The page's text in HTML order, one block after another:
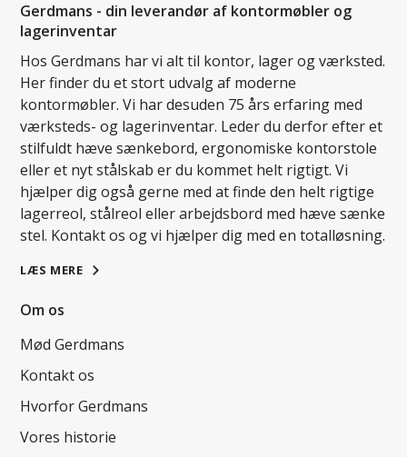
Gerdmans - din leverandør af kontormøbler og
lagerinventar
Hos Gerdmans har vi alt til kontor, lager og værksted.
Her finder du et stort udvalg af moderne
kontormøbler. Vi har desuden 75 års erfaring med
værksteds- og lagerinventar. Leder du derfor efter et
stilfuldt hæve sænkebord, ergonomiske kontorstole
eller et nyt stålskab er du kommet helt rigtigt. Vi
hjælper dig også gerne med at finde den helt rigtige
lagerreol, stålreol eller arbejdsbord med hæve sænke
stel. Kontakt os og vi hjælper dig med en totalløsning.
LÆS MERE
Om os
Mød Gerdmans
Kontakt os
Hvorfor Gerdmans
Vores historie